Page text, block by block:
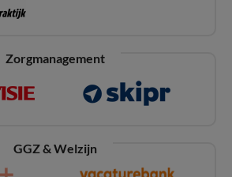
Zorgmanagement
GGZ & Welzijn